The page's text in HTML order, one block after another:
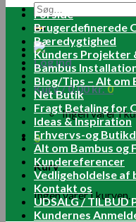
Søg
efter:
Log ind
Kurv /0.00kr.0
Ingen varer i
0
Kurv
Ingen varer i kurven.
Forside
Brugerdefinerede
Bæredygtighed
Kunders Projekter
Bambus
Blog/Tips – Alt om
Net Butik
Fragt Betaling for
Ideas & Inspiration
Erhvervs-og
Alt om Bambus og
Kundereferencer
Vedligeholdelse af
Kontakt os
UDSALG / TILBUD
Kundernes